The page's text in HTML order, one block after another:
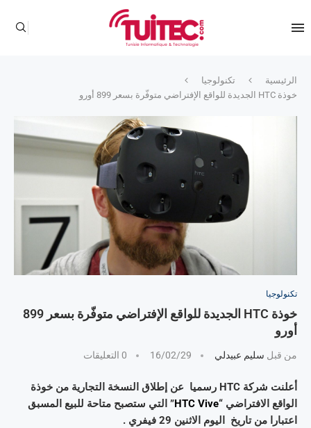
الرئيسية
تكنولوجيا
خوذة HTC الجديدة للواقع الإفتراضي متوفّرة بسعر 899 أورو
تكنولوجيا
خوذة HTC الجديدة للواقع الإفتراضي متوفّرة بسعر 899
أورو
من قبل سليم عبيدلي 16/02/29 0 التعليقات
أعلنت شركة HTC رسميا عن إطلاق النسخة التجارية من خوذة
الواقع الافتراضي “HTC Vive” التي ستصبح متاحة للبيع المسبق
اعتبارا من تاريخ اليوم الاثنين 29 فيفري .